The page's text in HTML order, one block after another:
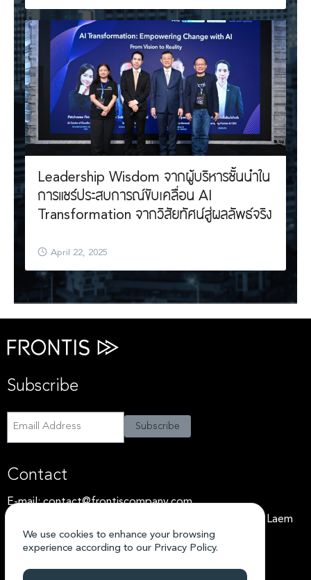
Leadership Wisdom จากผู้บริหารชั้นนำใน
การแชร์ประสบการณ์ขับเคลื่อน AI
Transformation จากวิสัยทัศน์สู่ผลลัพธ์จริง
April 22, 2025
Subscribe
Subscribe
Subscribe
Contact
E-mail:contact@frontiscompany.com
Address: 32 Chalaem Nimit 12, Bang Khlo, Bang Kho Laem
Bangkok 10120
Tel: +66 99-086-1100
We use cookies to enhance your browsing
experience according to our Privacy Policy.